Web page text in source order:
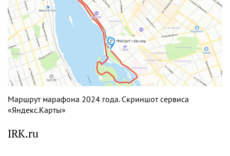
Маршрут марафона 2024 года. Скриншот сервиса
«Яндекс.Карты»
IRK.ru